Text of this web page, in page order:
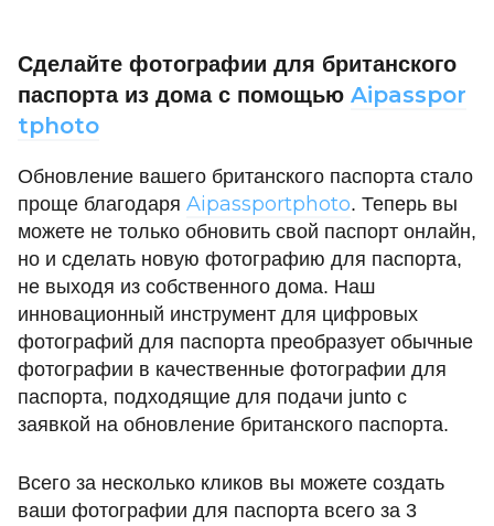
Сделайте фотографии для британского
паспорта из дома с помощью Aipasspor
tphoto
Обновление вашего британского паспорта стало
проще благодаря Aipassportphoto. Теперь вы
можете не только обновить свой паспорт онлайн,
но и сделать новую фотографию для паспорта,
не выходя из собственного дома. Наш
инновационный инструмент для цифровых
фотографий для паспорта преобразует обычные
фотографии в качественные фотографии для
паспорта, подходящие для подачи junto с
заявкой на обновление британского паспорта.
Всего за несколько кликов вы можете создать
ваши фотографии для паспорта всего за 3